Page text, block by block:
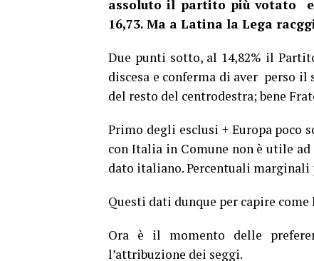
assoluto il partito più votato
16,73. Ma a Latina la Lega
Due punti sotto, al 14,82% il
discesa e conferma di aver perso
del resto del centrodestra; bene
Primo degli esclusi + Europa poco
con Italia in Comune non è utile
dato italiano. Percentuali
Questi dati dunque per capire
Ora è il momento delle
l’attribuzione dei seggi.